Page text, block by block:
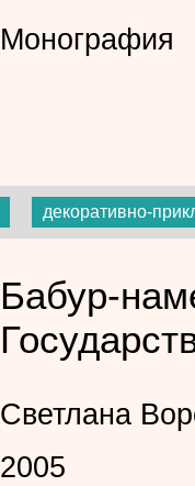
Монография
декоративно-
Бабур-
Светлана
2005